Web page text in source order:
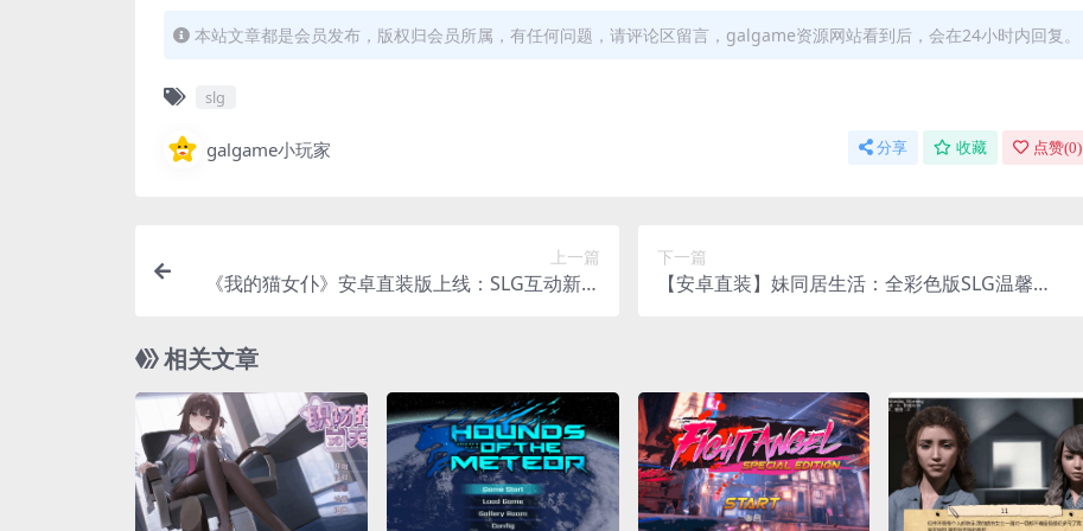
本站文章都是会员发布，版权归会员所属，有任何问题，请评论区留言，galgame资源网站看到后，会在24小时内回复。
slg
galgame小玩家 分享 收藏 点赞(0)
上一篇
《我的猫女仆》安卓直装版上线：SLG互动新体
下一篇
【安卓直装】妹同居生活：全彩色版SLG温馨日
相关文章